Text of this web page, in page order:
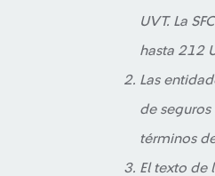
UVT. La
hasta 212
Las
de seguros
términos
El texto de